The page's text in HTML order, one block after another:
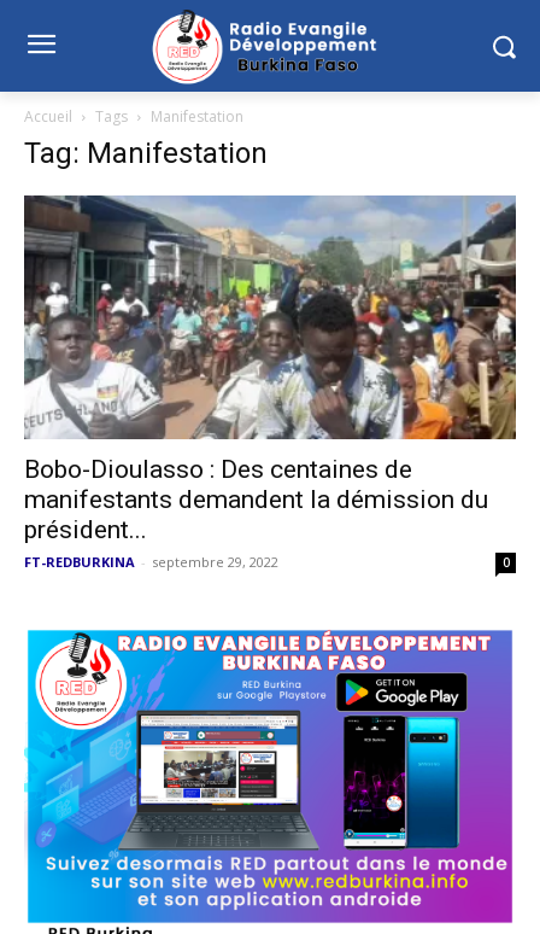
Accueil Tags Manifestation
Tag: Manifestation
Bobo-Dioulasso : Des centaines de
manifestants demandent la démission du
président...
FT-REDBURKINA - septembre 29, 2022 0